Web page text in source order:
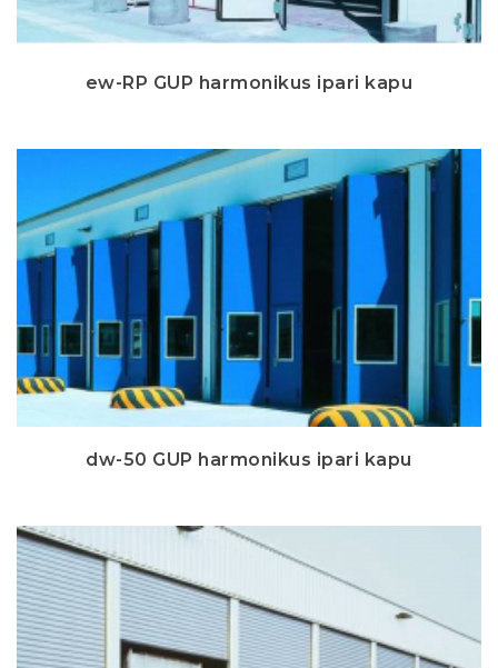
ew-RP GUP harmonikus ipari kapu
dw-50 GUP harmonikus ipari kapu